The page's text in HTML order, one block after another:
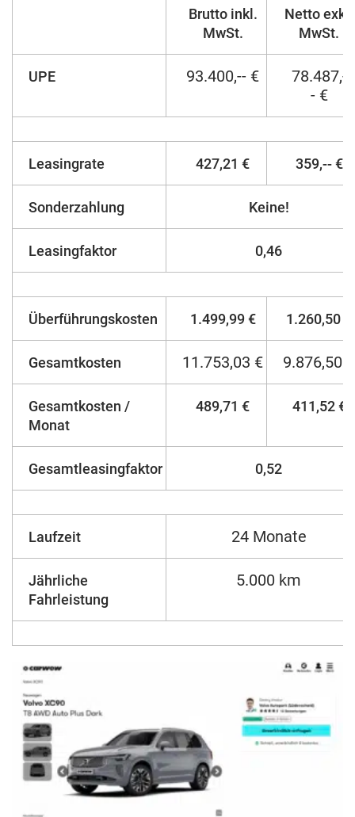
Brutto inkl.
MwSt.
Netto exkl.
MwSt.
UPE 93.400,-- €
78.487,-
- €
Leasingrate 427,21 € 359,-- €
Sonderzahlung Keine!
Leasingfaktor 0,46
Überführungskosten 1.499,99 € 1.260,50 €
Gesamtkosten 11.753,03 € 9.876,50 €
Gesamtkosten /
Monat
489,71 € 411,52 €
Gesamtleasingfaktor 0,52
Laufzeit 24 Monate
Jährliche
Fahrleistung
5.000 km